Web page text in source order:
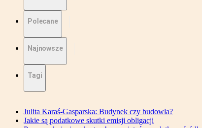
Polecane
Najnowsze
Tagi
Julita Karaś-Gasparska: Budynek czy budowla?
Jakie są podatkowe skutki emisji obligacji